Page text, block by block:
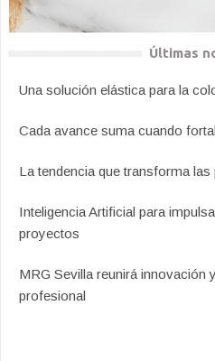
Últimas
Una solución elástica para la
Cada avance suma cuando
La tendencia que transforma
Inteligencia Artificial para
proyectos
MRG Sevilla reunirá innovación
profesional